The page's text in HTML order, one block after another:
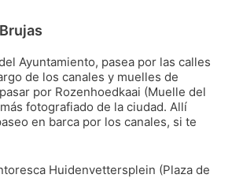
Ayuntamiento, pasea por las calles
de los canales y muelles de
por Rozenhoedkaai (Muelle del
fotografiado de la ciudad. Allí
en barca por los canales, si te
Huidenvettersplein (Plaza de